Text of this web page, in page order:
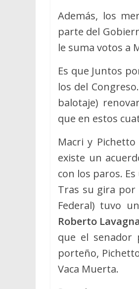
Además, los
parte del
le suma votos a
Es que Juntos
los del
balotaje)
que en estos
Macri y
existe un
con los paros.
Tras su gira por
Federal) tuvo
Roberto
que el senador
porteño,
Vaca Muerta.